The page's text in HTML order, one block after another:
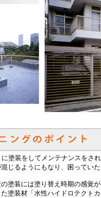
塗装をしてメンテナンスをさ
じるようにもなり、困ってい
塗装には塗り替え時期の感覚
塗装材「水性ハイドロテクト